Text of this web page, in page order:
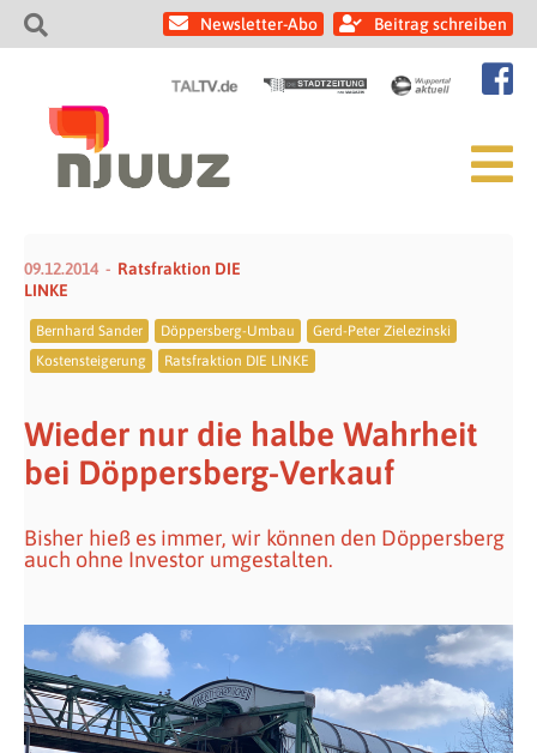
Newsletter-Abo Beitrag schreiben
09.12.2014
Ratsfraktion DIE
LINKE
Bernhard Sander Döppersberg-Umbau
Gerd-Peter Zielezinski
Kostensteigerung
Ratsfraktion DIE LINKE
Wieder nur die halbe Wahrheit
bei Döppersberg-Verkauf
Bisher hieß es immer, wir können den Döppersberg
auch ohne Investor umgestalten.